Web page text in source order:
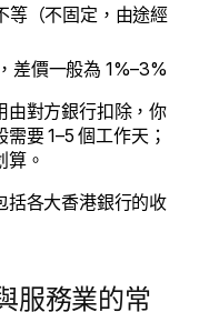
等（不固定，由途經
差價一般為 1%–3%
由對方銀行扣除，你
要 1–5 個工作天；
算。
括各大香港銀行的收
服務業的常